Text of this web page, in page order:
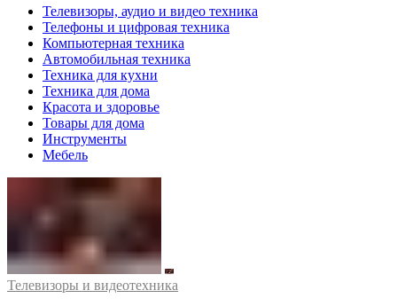
Телевизоры, аудио и видео техника
Телефоны и цифровая техника
Компьютерная техника
Автомобильная техника
Техника для кухни
Техника для дома
Красота и здоровье
Товары для дома
Инструменты
Мебель
Телевизоры и видеотехника